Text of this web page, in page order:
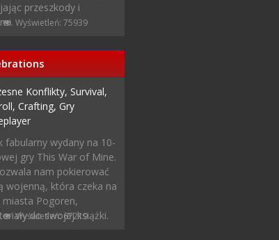
przeszkody i
Wyświetleń: 75939
Konflikty,Survival,
Crafting, Gry
fabularny wydany na 10-
gry This War of Mine.
nam pokierować
wojenną, która czeka na
Pogoren,
do swojej książki.
Wyświetleń: 67219